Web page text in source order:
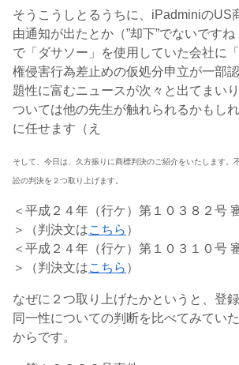
そうこうしとるうちに、iPadminiのUS
由通知が出たとか（”却下”でないです
で「ダサソー」を使用していた会社に
権侵害行為差止めの仮処分申立が一部
題性に富むニュースが次々と出てまい
ついては他の先生が触れられるかもし
に任せます（え
そして、今日は、久方振りに商標判決のご紹介をいたします。
訟の判決を２つ取り上げます。
＜平成２４年（行ケ）第１０３８２号
＞（判決文はこちら ）
＜平成２４年（行ケ）第１０３１０号
＞（判決文はこちら ）
なぜに２つ取り上げたかというと、登
同一性についての判断を比べてみてい
からです。